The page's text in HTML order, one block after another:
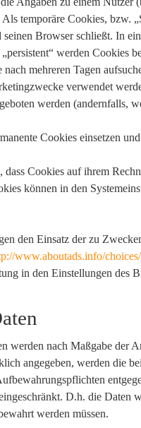
temporäre Cookies, bzw.
Browser schließt. In
werden Cookies
mehreren Tagen
verwendet
werden (andernfalls,
Cookies einsetzen
Cookies auf ihrem
können in den
den Einsatz der zu
www.aboutads.info/choices/
in den Einstellungen des
werden nach Maßgabe der
angegeben, werden die
D.h. die Daten
werden müssen.